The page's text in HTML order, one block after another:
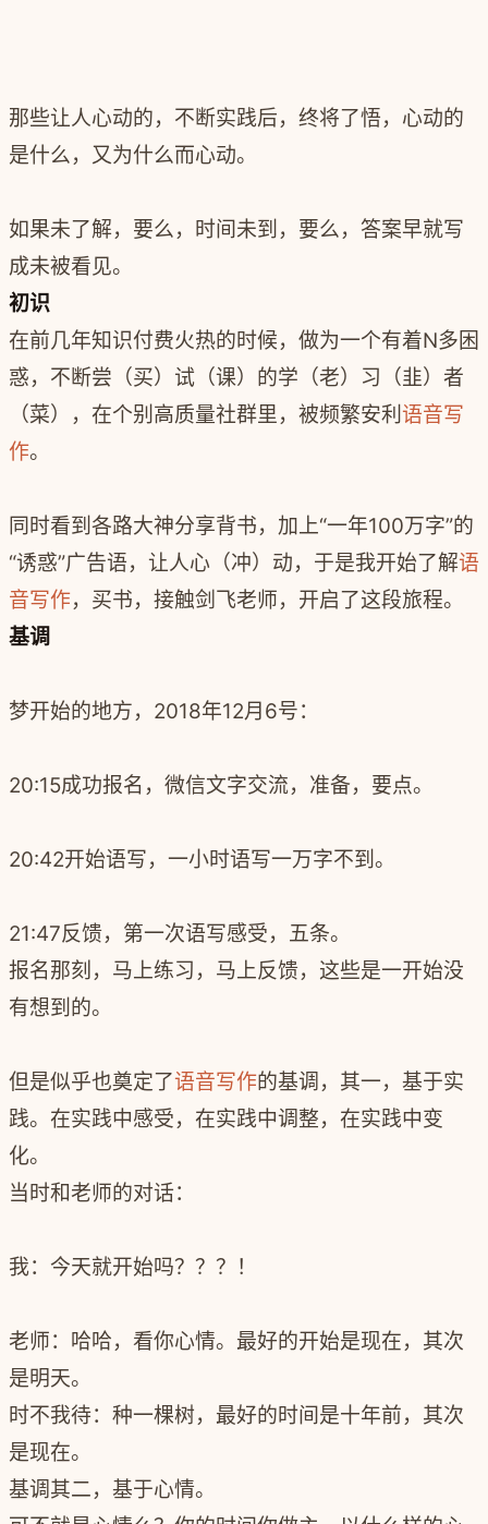
那些让人心动的，不断实践后，终将了悟，心动的
是什么，又为什么而心动。
如果未了解，要么，时间未到，要么，答案早就写
成未被看见。
初识
在前几年知识付费火热的时候，做为一个有着N多困
惑，不断尝（买）试（课）的学（老）习（韭）者
（菜），在个别高质量社群里，被频繁安利 语音写
作。
同时看到各路大神分享背书，加上“一年100万字”的
“诱惑”广告语，让人心（冲）动，于是我开始了解语
音写作，买书，接触剑飞老师，开启了这段旅程。
基调
梦开始的地方， 2018年12月6号：
20:15成功报名，微信文字交流，准备，要点。
20:42开始语写，一小时语写一万字不到。
21:47反馈，第一次语写感受，五条。
报名那刻，马上练习，马上反馈，这些是一开始没
有想到的。
但是似乎也奠定了语音写作的基调，其一，基于实
践。在实践中感受，在实践中调整，在实践中变
化。
当时和老师的对话：
我：今天就开始吗？？？！
老师：哈哈，看你心情。 最好的开始是现在，其次
是明天。
时不我待：种一棵树，最好的时间是十年前，其次
是现在。
基调其二，基于心情。